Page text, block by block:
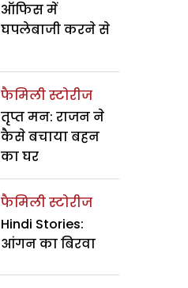
ऑफिस में
घपलेबाजी करने से
फैमिली स्टोरीज
तृप्त मन: राजन ने
कैसे बचाया बहन
का घर
फैमिली स्टोरीज
Hindi Stories:
आंगन का बिरवा